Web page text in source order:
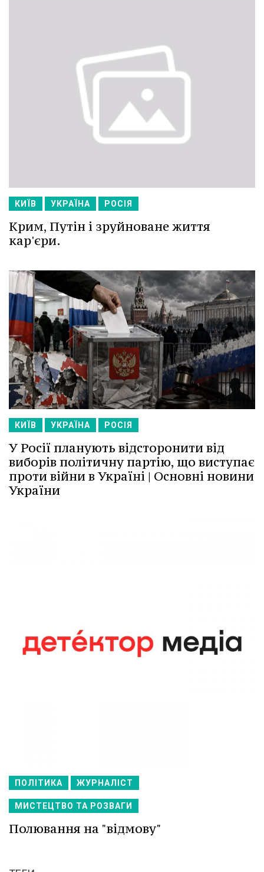
КИЇВ УКРАЇНА РОСІЯ
Крим, Путін і зруйноване життя
кар'єри.
КИЇВ УКРАЇНА РОСІЯ
У Росії планують відсторонити від
виборів політичну партію, що виступає
проти війни в Україні | Основні новини
України
ПОЛІТИКА ЖУРНАЛІСТ
МИСТЕЦТВО ТА РОЗВАГИ
Полювання на "відмову"